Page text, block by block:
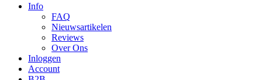
Info
FAQ
Nieuwsartikelen
Reviews
Over Ons
Inloggen
Account